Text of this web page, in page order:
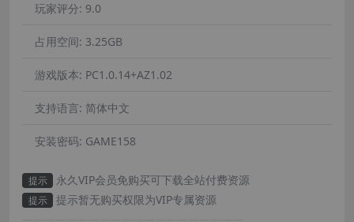
玩家评分: 9.0
占用空间: 3.25GB
游戏版本: PC1.0.14+AZ1.02
支持语言: 简体中文
安装密码: GAME158
提示 永久VIP会员免购买可下载全站付费资源
提示
提示暂无购买权限为VIP专属资源